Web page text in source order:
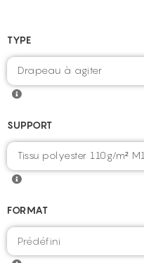
TYPE
Drapeau à agiter
SUPPORT
Tissu polyester 110g/m² M1
FORMAT